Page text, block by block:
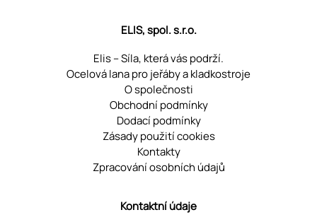
ELIS, spol. s.r.o.
Elis – Síla, která vás podrží.
Ocelová lana pro jeřáby a kladkostroje
O společnosti
Obchodní podmínky
Dodací podmínky
Zásady použití cookies
Kontakty
Zpracování osobních údajů
Kontaktní údaje